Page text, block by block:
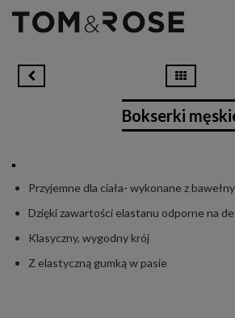
Bokserki
Przyjemne dla ciała- wykonane z bawełny
Dzięki zawartości elastanu odporne na
Klasyczny, wygodny krój
Z elastyczną gumką w pasie